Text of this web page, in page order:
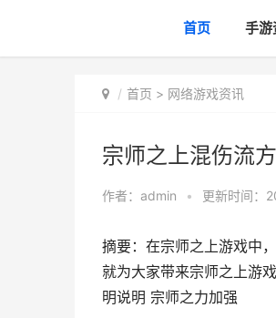
首页 手游
首页 > 网络游戏资讯
宗师之上混伤流
作者： admin • 更新时间：
摘要：在宗师之上游戏中
就为大家带来宗师之上游
明说明 宗师之力加强